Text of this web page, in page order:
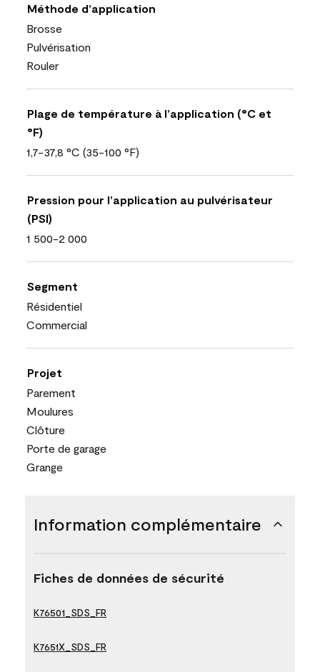
Méthode d’application
Brosse
Pulvérisation
Rouler
Plage de température à l’application (°C et
°F)
1,7-37,8 °C (35-100 °F)
Pression pour l’application au pulvérisateur
(PSI)
1 500-2 000
Segment
Résidentiel
Commercial
Projet
Parement
Moulures
Clôture
Porte de garage
Grange
Information complémentaire
Fiches de données de sécurité
K76501_SDS_FR
K7651X_SDS_FR